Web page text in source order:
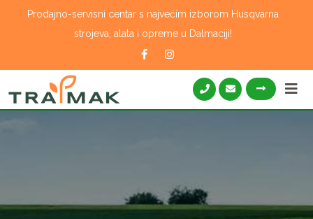
Prodajno-servisni centar s najvećim izborom Husqvarna
strojeva, alata i opreme u Dalmaciji!